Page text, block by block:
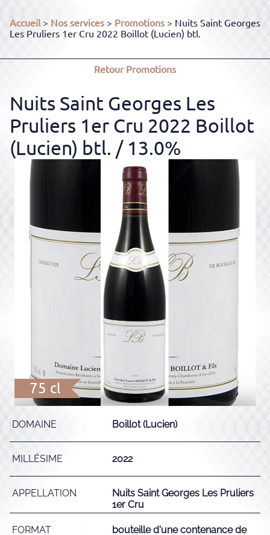
Accueil> Nos services > Promotions > Nuits Saint Georges
Les Pruliers 1er Cru 2022 Boillot (Lucien) btl.
RetourPromotions
Nuits Saint Georges Les
Pruliers 1er Cru 2022 Boillot
(Lucien) btl. / 13.0%
75 cl
DOMAINE Boillot (Lucien)
MILLÉSIME 2022
APPELLATION
Nuits Saint Georges Les Pruliers
1er Cru
FORMAT
bouteille d'une contenance de